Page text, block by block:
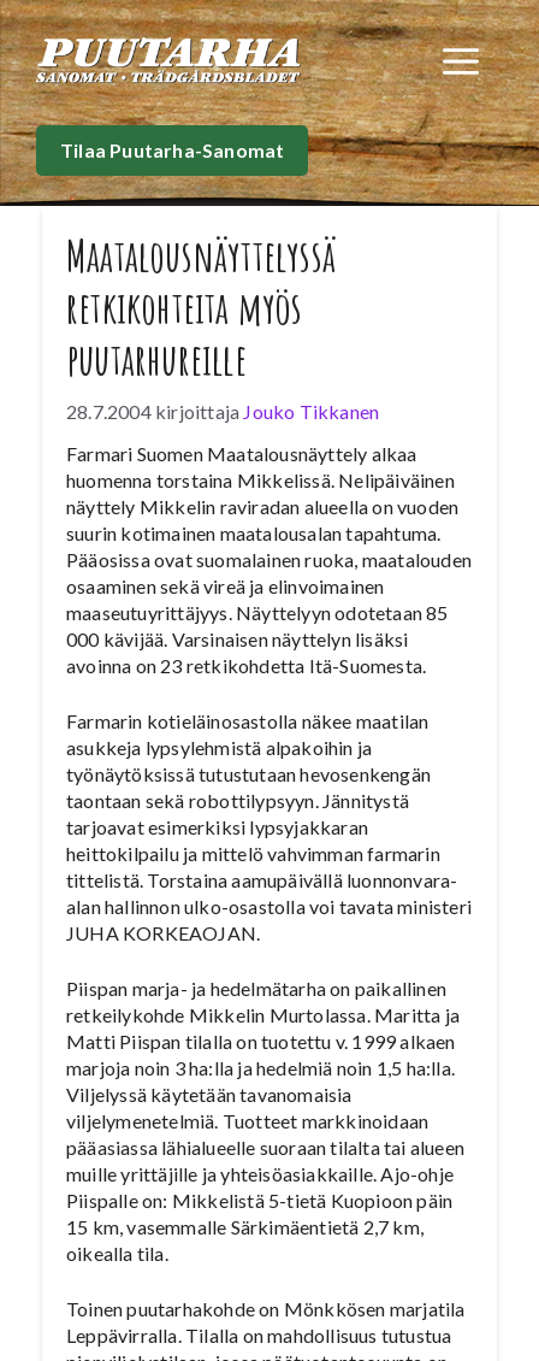
Siirry
sisältöön
Tilaa Puutarha-Sanomat
Maatalousnäyttelyssä
retkikohteita myös
puutarhureille
28.7.2004 kirjoittaja Jouko Tikkanen
Farmari Suomen Maatalousnäyttely alkaa
huomenna torstaina Mikkelissä. Nelipäiväinen
näyttely Mikkelin raviradan alueella on vuoden
suurin kotimainen maatalousalan tapahtuma.
Pääosissa ovat suomalainen ruoka, maatalouden
osaaminen sekä vireä ja elinvoimainen
maaseutuyrittäjyys. Näyttelyyn odotetaan 85
000 kävijää. Varsinaisen näyttelyn lisäksi
avoinna on 23 retkikohdetta Itä-Suomesta.
Farmarin kotieläinosastolla näkee maatilan
asukkeja lypsylehmistä alpakoihin ja
työnäytöksissä tutustutaan hevosenkengän
taontaan sekä robottilypsyyn. Jännitystä
tarjoavat esimerkiksi lypsyjakkaran
heittokilpailu ja mittelö vahvimman farmarin
tittelistä. Torstaina aamupäivällä luonnonvara-
alan hallinnon ulko-osastolla voi tavata ministeri
JUHA KORKEAOJAN.
Piispan marja- ja hedelmätarha on paikallinen
retkeilykohde Mikkelin Murtolassa. Maritta ja
Matti Piispan tilalla on tuotettu v. 1999 alkaen
marjoja noin 3 ha:lla ja hedelmiä noin 1,5 ha:lla.
Viljelyssä käytetään tavanomaisia
viljelymenetelmiä. Tuotteet markkinoidaan
pääasiassa lähialueelle suoraan tilalta tai alueen
muille yrittäjille ja yhteisöasiakkaille. Ajo-ohje
Piispalle on: Mikkelistä 5-tietä Kuopioon päin
15 km, vasemmalle Särkimäentietä 2,7 km,
oikealla tila.
Toinen puutarhakohde on Mönkkösen marjatila
Leppävirralla. Tilalla on mahdollisuus tutustua